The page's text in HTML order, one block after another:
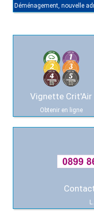
Déménagement, nouvelle
Vignette Crit'Air
Obtenir en ligne